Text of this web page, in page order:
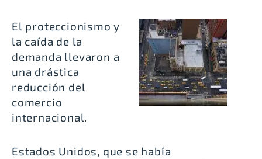
El proteccionismo y
la caída de la
demanda llevaron a
una drástica
reducción del
comercio
internacional.
Estados Unidos, que se había